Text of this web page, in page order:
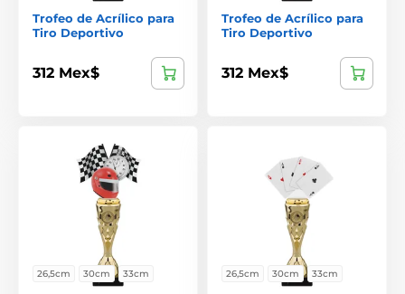
Trofeo de Acrílico para
Tiro Deportivo
312 Mex$
Trofeo de Acrílico para
Tiro Deportivo
312 Mex$
26,5cm 30cm 33cm 26,5cm 30cm 33cm